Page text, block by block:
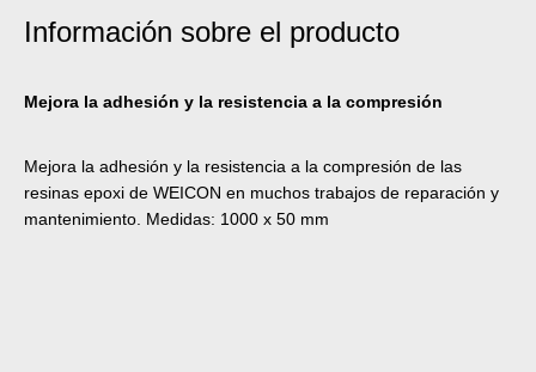
Información sobre el producto
Mejora la adhesión y la resistencia a la compresión
Mejora la adhesión y la resistencia a la compresión de las
resinas epoxi de WEICON en muchos trabajos de reparación y
mantenimiento. Medidas: 1000 x 50 mm